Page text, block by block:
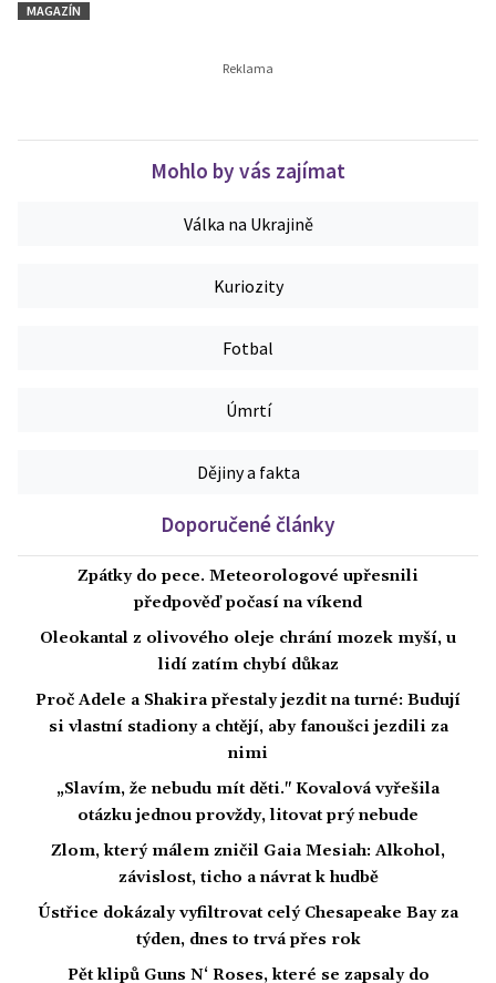
MAGAZÍN
Mohlo by vás zajímat
Válka na Ukrajině
Kuriozity
Fotbal
Úmrtí
Dějiny a fakta
Doporučené články
Zpátky do pece. Meteorologové upřesnili
předpověď počasí na víkend
Oleokantal z olivového oleje chrání mozek myší, u
lidí zatím chybí důkaz
Proč Adele a Shakira přestaly jezdit na turné: Budují
si vlastní stadiony a chtějí, aby fanoušci jezdili za
nimi
„Slavím, že nebudu mít děti." Kovalová vyřešila
otázku jednou provždy, litovat prý nebude
Zlom, který málem zničil Gaia Mesiah: Alkohol,
závislost, ticho a návrat k hudbě
Ústřice dokázaly vyfiltrovat celý Chesapeake Bay za
týden, dnes to trvá přes rok
Pět klipů Guns N‘ Roses, které se zapsaly do